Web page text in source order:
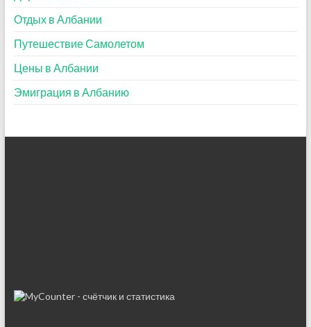
Отдых в Албании
Путешествие Самолетом
Цены в Албании
Эмиграция в Албанию